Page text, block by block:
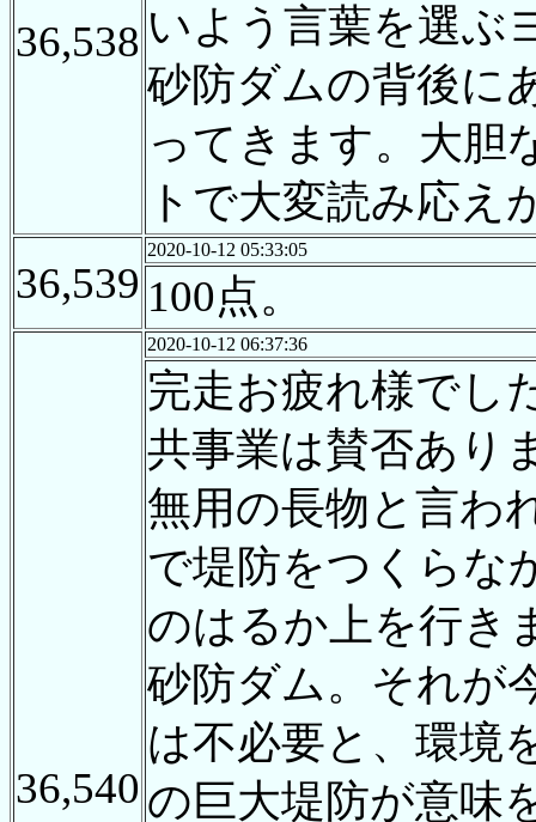
36,538 いよう言葉を選ぶ
砂防ダムの背後に
ってきます。大胆
トで大変読み応
36,539
2020-10-12 05:33:05
100点。
36,540
2020-10-12 06:37:36
完走お疲れ様でし
共事業は賛否あり
無用の長物と言わ
で堤防をつくらな
のはるか上を行き
砂防ダム。それが
は不必要と、環境
の巨大堤防が意味